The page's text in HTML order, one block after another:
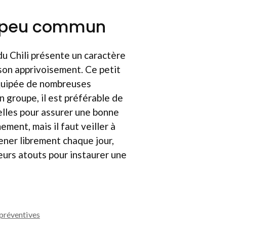
commun
Chili présente un caractère
apprivoisement. Ce petit
de nombreuses
groupe, il est préférable de
pour assurer une bonne
mais il faut veiller à
librement chaque jour,
atouts pour instaurer une